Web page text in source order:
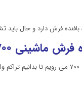
ماشینی ۷۰۰: